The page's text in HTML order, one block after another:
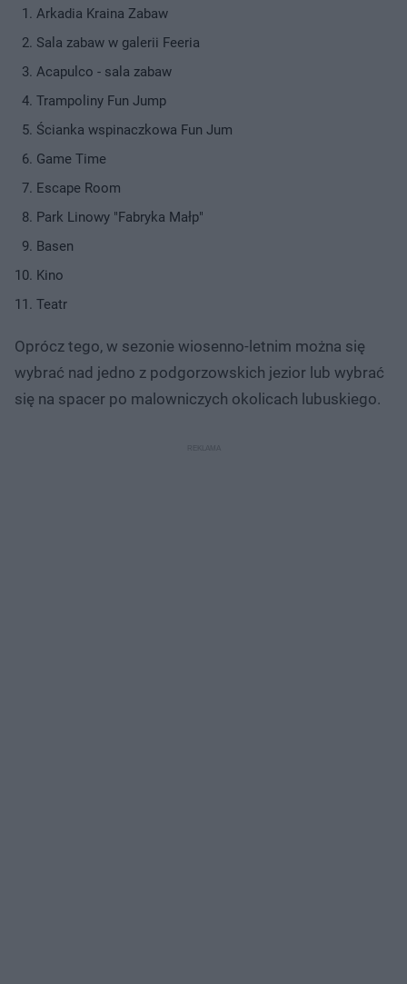
Arkadia Kraina Zabaw
Sala zabaw w galerii Feeria
Acapulco - sala zabaw
Trampoliny Fun Jump
Ścianka wspinaczkowa Fun Jum
Game Time
Escape Room
Park Linowy "Fabryka Małp"
Basen
Kino
Teatr
Oprócz tego, w sezonie wiosenno-letnim można się
wybrać nad jedno z podgorzowskich jezior lub wybrać
się na spacer po malowniczych okolicach lubuskiego.